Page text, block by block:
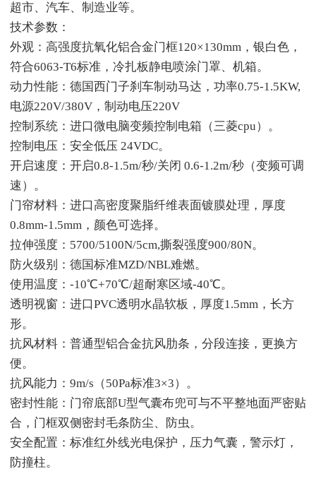
超市、汽车、制造业等。
技术参数：
外观：高强度抗氧化铝合金门框120×130mm，银白色，
符合6063-T6标准，冷扎板静电喷涂门罩、机箱。
动力性能：德国西门子刹车制动马达，功率0.75-1.5KW,
电源220V/380V，制动电压220V
控制系统：进口微电脑变频控制电箱（三菱cpu）。
控制电压：安全低压 24VDC。
开启速度：开启0.8-1.5m/秒/关闭 0.6-1.2m/秒（变频可调
速）。
门帘材料：进口高密度聚脂纤维表面镀膜处理，厚度
0.8mm-1.5mm，颜色可选择。
拉伸强度：5700/5100N/5cm,撕裂强度900/80N。
防火级别：德国标准MZD/NBL难燃。
使用温度：-10℃+70℃/超耐寒区域-40℃。
透明视窗：进口PVC透明水晶软板，厚度1.5mm，长方
形。
抗风材料：普通型铝合金抗风肋条，分段连接，更换方
便。
抗风能力：9m/s（50Pa标准3×3）。
密封性能：门帘底部U型气囊布兜可与不平整地面严密贴
合，门框双侧密封毛条防尘、防虫。
安全配置：标准红外线光电保护，压力气囊，警示灯，
防撞柱。